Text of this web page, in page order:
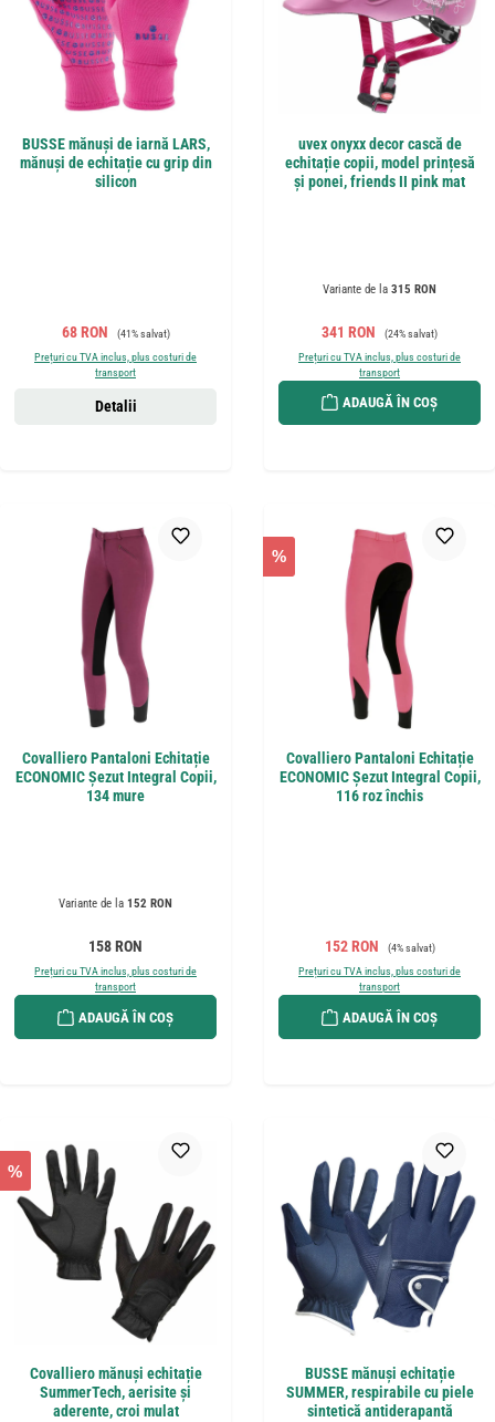
BUSSE mănuși de iarnă LARS,
mănuși de echitație cu grip din
silicon
Preț de vânzare:
68 RON Preț obișnuit:
(41% salvat)
Prețuri cu TVA inclus, plus costuri de
transport
Detalii
uvex onyxx decor cască de
echitație copii, model prințesă
și ponei, friends II pink mat
Variante de la 315 RON
Preț de vânzare:
341 RON Preț obișnuit:
(24% salvat)
Prețuri cu TVA inclus, plus costuri de
transport
ADAUGĂ ÎN COȘ
Covalliero Pantaloni Echitație
ECONOMIC Șezut Integral Copii,
134 mure
Variante de la 152 RON
Preț obișnuit:
158 RON
Prețuri cu TVA inclus, plus costuri de
transport
ADAUGĂ ÎN COȘ
%
Covalliero Pantaloni Echitație
ECONOMIC Șezut Integral Copii,
116 roz închis
Preț de vânzare:
152 RON Preț obișnuit:
(4% salvat)
Prețuri cu TVA inclus, plus costuri de
transport
ADAUGĂ ÎN COȘ
%
Covalliero mănuși echitație
SummerTech, aerisite și
aderente, croi mulat
BUSSE mănuși echitație
SUMMER, respirabile cu piele
sintetică antiderapantă